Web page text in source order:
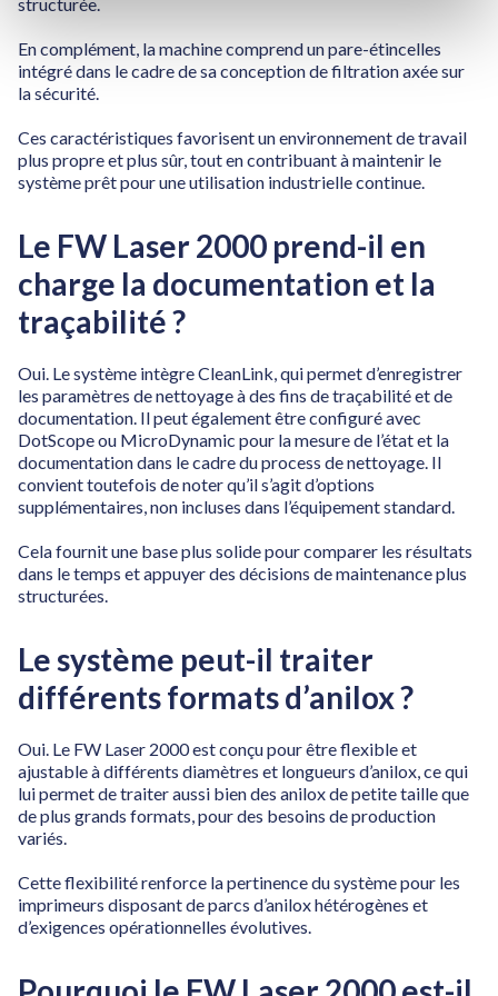
En complément, la machine comprend un pare-étincelles
intégré dans le cadre de sa conception de filtration axée sur
la sécurité.
Ces caractéristiques favorisent un environnement de travail
plus propre et plus sûr, tout en contribuant à maintenir le
système prêt pour une utilisation industrielle continue.
Le FW Laser 2000 prend-il en
charge la documentation et la
traçabilité ?
Oui. Le système intègre CleanLink, qui permet d’enregistrer
les paramètres de nettoyage à des fins de traçabilité et de
documentation. Il peut également être configuré avec
DotScope ou MicroDynamic pour la mesure de l’état et la
documentation dans le cadre du process de nettoyage. Il
convient toutefois de noter qu’il s’agit d’options
supplémentaires, non incluses dans l’équipement standard.
Cela fournit une base plus solide pour comparer les résultats
dans le temps et appuyer des décisions de maintenance plus
structurées.
Le système peut-il traiter
différents formats d’anilox ?
Oui. Le FW Laser 2000 est conçu pour être flexible et
ajustable à différents diamètres et longueurs d’anilox, ce qui
lui permet de traiter aussi bien des anilox de petite taille que
de plus grands formats, pour des besoins de production
variés.
Cette flexibilité renforce la pertinence du système pour les
imprimeurs disposant de parcs d’anilox hétérogènes et
d’exigences opérationnelles évolutives.